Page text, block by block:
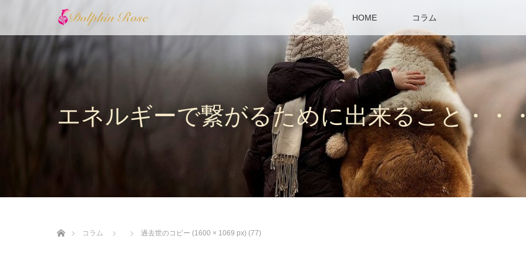
HOME コラム
エネルギーで繋がるために出来ること・・
コラム
過去世のコピー (1600 × 1069 px) (77)